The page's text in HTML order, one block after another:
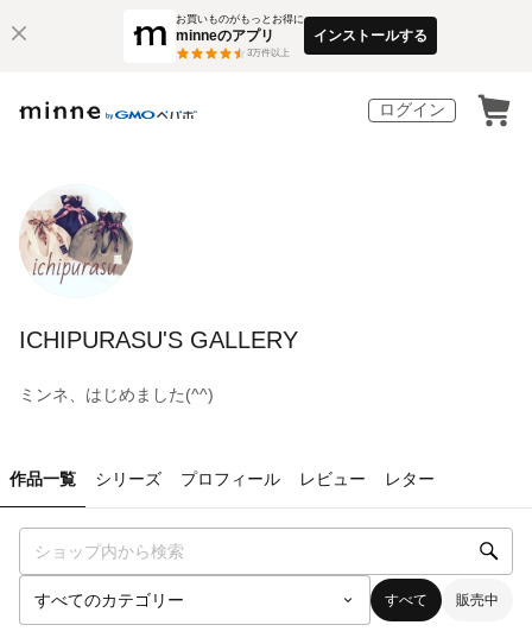
お買いものがもっとお得に
minneのアプリ
3万件以上
インストールする
ログイン
ICHIPURASU'S GALLERY
ミンネ、はじめました(^^)
作品一覧 シリーズ プロフィール レビュー レター
すべて 販売中